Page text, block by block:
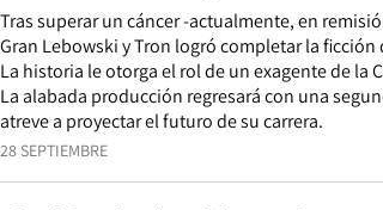
28 SEPTIEMBRE
Tras superar un cáncer -actualmente, en
Gran Lebowski y Tron logró completar la
La historia le otorga el rol de un exagente de la
La alabada producción regresará con una
atreve a proyectar el futuro de su carrera.